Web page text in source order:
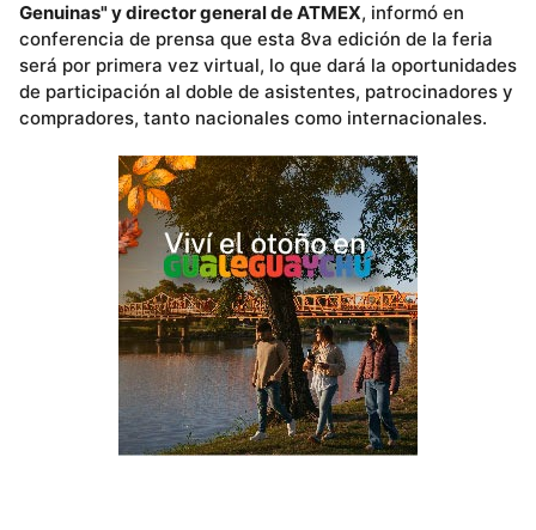
Genuinas" y director general de ATMEX, informó en
conferencia de prensa que esta 8va edición de la feria
será por primera vez virtual, lo que dará la oportunidades
de participación al doble de asistentes, patrocinadores y
compradores, tanto nacionales como internacionales.